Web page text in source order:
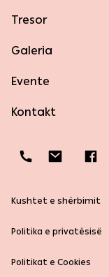
Tresor
Galeria
Evente
Kontakt
Kushtet e shërbimit
Politika e privatësisë
Politikat e Cookies